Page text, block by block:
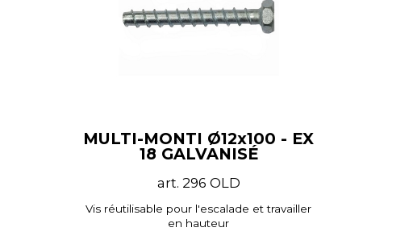
MULTI-MONTI Ø12x100 - EX
18 GALVANISÉ
art. 296 OLD
Vis réutilisable pour l'escalade et travailler
en hauteur